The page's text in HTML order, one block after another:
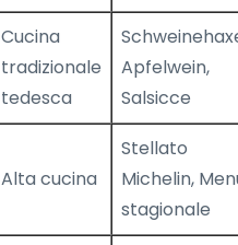
Cucina
tradizionale
tedesca
Apfelwein,
Salsicce
Alta cucina
Stellato
Michelin,
stagionale